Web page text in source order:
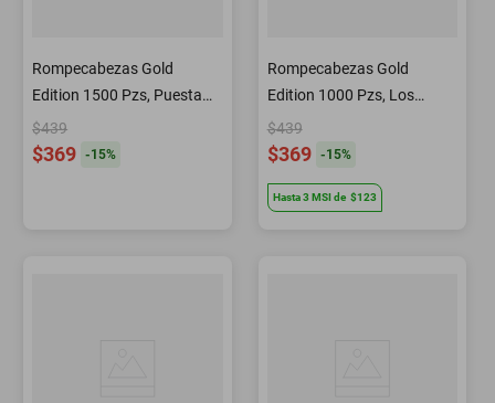
Rompecabezas Gold
Edition 1500 Pzs, Puesta
De Sol En Venecia
$439
$369 -15%
Rompecabezas Gold
Edition 1000 Pzs, Los
Querubines
$439
$369 -15%
Hasta3 MSIde $123